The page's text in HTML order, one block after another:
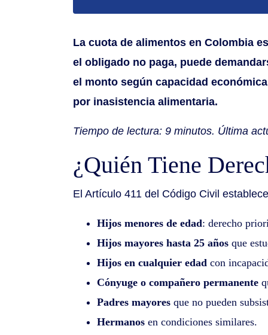
La cuota de alimentos en Colombia
el obligado no paga, puede
el monto según capacidad
por inasistencia alimentaria.
Tiempo de lectura: 9 minutos. Última
¿Quién Tiene
El Artículo 411 del Código Civil
Hijos menores de edad: derecho
Hijos mayores hasta 25 años que
Hijos en cualquier edad con
Cónyuge o compañero permanente
Padres mayores que no pueden
Hermanos en condiciones similares.